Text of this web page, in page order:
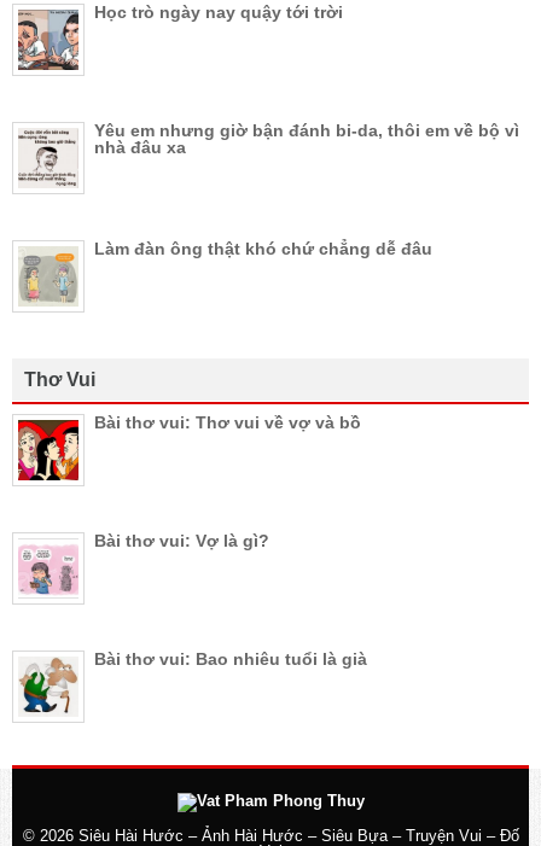
Học trò ngày nay quậy tới trời
Yêu em nhưng giờ bận đánh bi-da, thôi em về bộ vì
nhà đâu xa
Làm đàn ông thật khó chứ chẳng dễ đâu
Thơ Vui
Bài thơ vui: Thơ vui về vợ và bồ
Bài thơ vui: Vợ là gì?
Bài thơ vui: Bao nhiêu tuổi là già
© 2026 Siêu Hài Hước – Ảnh Hài Hước – Siêu Bựa – Truyện Vui – Đố